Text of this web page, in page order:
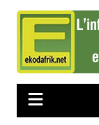
Aller
contenu